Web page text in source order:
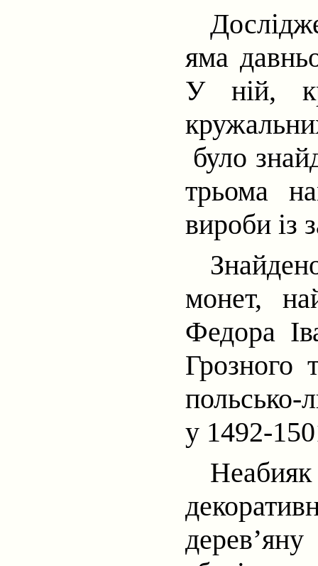
яма
У ній,
було
трьома
вироби із
монет,
Федора
Грозного
польсько-
у 1492-